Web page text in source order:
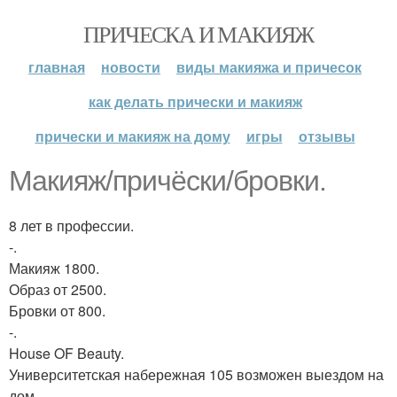
ПРИЧЕСКА И МАКИЯЖ
главная новости
виды макияжа и причесок
как делать прически и макияж
прически и макияж на дому
игры отзывы
Макияж/причёски/бровки.
8 лет в профессии.
-.
Макияж 1800.
Образ от 2500.
Бровки от 800.
-.
House OF Beauty.
Университетская набережная 105 возможен выездом на